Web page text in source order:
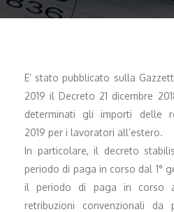
E’ stato pubblicato sulla
2019 il Decreto 21 dicembre
determinati gli importi delle
2019 per i lavoratori all’estero.
In particolare, il decreto
periodo di paga in corso dal 1°
il periodo di paga in corso
retribuzioni convenzionali